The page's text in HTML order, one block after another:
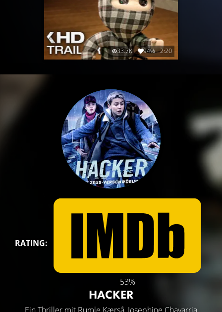
33.7K 94% 2:20
RATING:
53%
HACKER